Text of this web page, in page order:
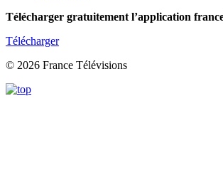
Télécharger gratuitement l’application
Télécharger
© 2026 France Télévisions